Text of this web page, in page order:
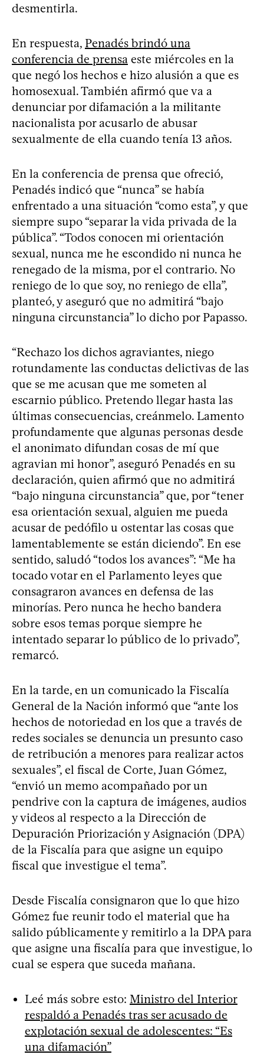
desmentirla.
En respuesta, Penadés brindó una
conferencia de prensa este miércoles en la
que negó los hechos e hizo alusión a que es
homosexual. También afirmó que va a
denunciar por difamación a la militante
nacionalista por acusarlo de abusar
sexualmente de ella cuando tenía 13 años.
En la conferencia de prensa que ofreció,
Penadés indicó que “nunca” se había
enfrentado a una situación “como esta”, y que
siempre supo “separar la vida privada de la
pública”. “Todos conocen mi orientación
sexual, nunca me he escondido ni nunca he
renegado de la misma, por el contrario. No
reniego de lo que soy, no reniego de ella”,
planteó, y aseguró que no admitirá “bajo
ninguna circunstancia” lo dicho por Papasso.
“Rechazo los dichos agraviantes, niego
rotundamente las conductas delictivas de las
que se me acusan que me someten al
escarnio público. Pretendo llegar hasta las
últimas consecuencias, creánmelo. Lamento
profundamente que algunas personas desde
el anonimato difundan cosas de mí que
agravian mi honor”, aseguró Penadés en su
declaración, quien afirmó que no admitirá
“bajo ninguna circunstancia” que, por “tener
esa orientación sexual, alguien me pueda
acusar de pedófilo u ostentar las cosas que
lamentablemente se están diciendo”. En ese
sentido, saludó “todos los avances”: “Me ha
tocado votar en el Parlamento leyes que
consagraron avances en defensa de las
minorías. Pero nunca he hecho bandera
sobre esos temas porque siempre he
intentado separar lo público de lo privado”,
remarcó.
En la tarde, en un comunicado la Fiscalía
General de la Nación informó que “ante los
hechos de notoriedad en los que a través de
redes sociales se denuncia un presunto caso
de retribución a menores para realizar actos
sexuales”, el fiscal de Corte, Juan Gómez,
“envió un memo acompañado por un
pendrive con la captura de imágenes, audios
y videos al respecto a la Dirección de
Depuración Priorización y Asignación (DPA)
de la Fiscalía para que asigne un equipo
fiscal que investigue el tema”.
Desde Fiscalía consignaron que lo que hizo
Gómez fue reunir todo el material que ha
salido públicamente y remitirlo a la DPA para
que asigne una fiscalía para que investigue, lo
cual se espera que suceda mañana.
Leé más sobre esto: Ministro del Interior
respaldó a Penadés tras ser acusado de
explotación sexual de adolescentes: “Es
una difamación”